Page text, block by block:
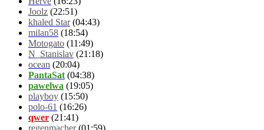
Joolz (22:51)
khaled Star(04:43)
milan58 (18:54)
Motogato (11:49)
N_Stanislav (21:18)
ocean (20:04)
PantaSat (04:38)
pawelwa (19:05)
playboy (15:50)
polo-61 (16:26)
qwer (21:41)
regenmacher(01:59)